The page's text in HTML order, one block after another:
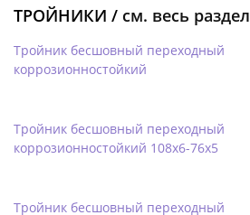
ТРОЙНИКИ / см. весь раздел
Тройник бесшовный переходный
коррозионностойкий
Тройник бесшовный переходный
коррозионностойкий 108х6-76х5
Тройник бесшовный переходный